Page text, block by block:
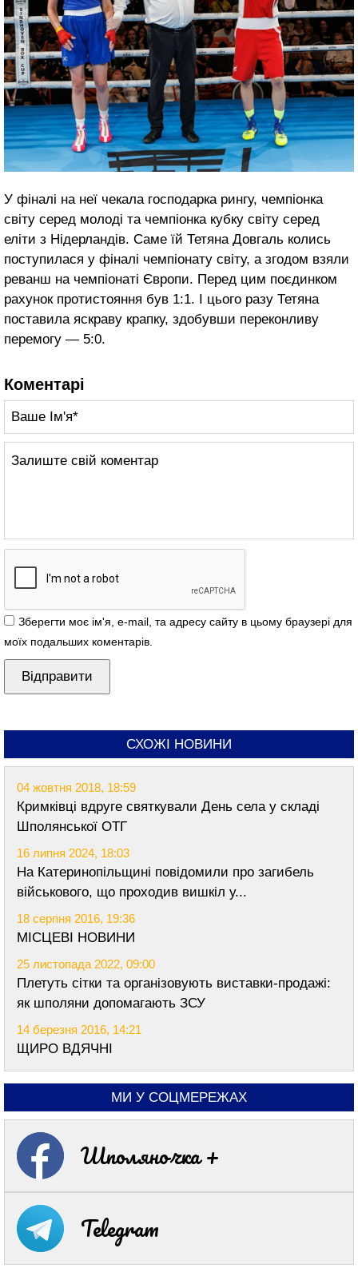
У фіналі на неї чекала господарка рингу, чемпіонка
світу серед молоді та чемпіонка кубку світу серед
еліти з Нідерландів. Саме їй Тетяна Довгаль колись
поступилася у фіналі чемпіонату світу, а згодом взяли
реванш на чемпіонаті Європи. Перед цим поєдинком
рахунок протистояння був 1:1. І цього разу Тетяна
поставила яскраву крапку, здобувши переконливу
перемогу — 5:0.
Коментарі
Зберегти моє ім'я, e-mail, та адресу сайту в цьому браузері для
моїх подальших коментарів.
СХОЖІ НОВИНИ
04 жовтня 2018, 18:59
Кримківці вдруге святкували День села у складі
Шполянської ОТГ
16 липня 2024, 18:03
На Катеринопільщині повідомили про загибель
військового, що проходив вишкіл у...
18 серпня 2016, 19:36
МІСЦЕВІ НОВИНИ
25 листопада 2022, 09:00
Плетуть сітки та організовують виставки-продажі:
як шполяни допомагають ЗСУ
14 березня 2016, 14:21
ЩИРО ВДЯЧНІ
МИ У СОЦМЕРЕЖАХ
Шполяночка +
Telegram